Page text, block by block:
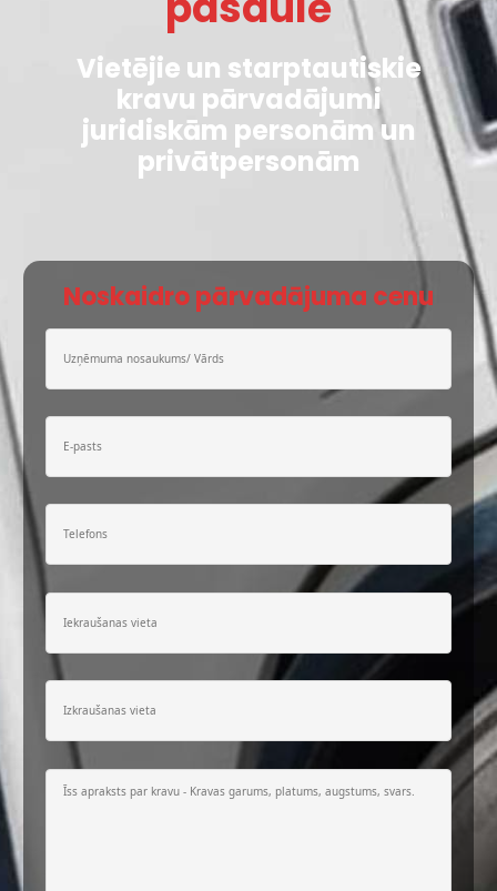
Vietējie un starptautiskie
kravu pārvadājumi
juridiskām personām un
privātpersonām
Noskaidro pārvadājuma cenu